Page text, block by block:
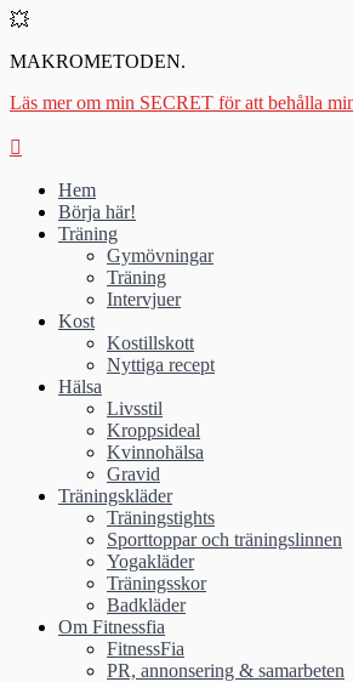
💥
MAKROMETODEN.
Läs mer om min SECRET för att behålla
Hem
Börja här!
Träning
Gymövningar
Träning
Intervjuer
Kost
Kostillskott
Nyttiga recept
Hälsa
Livsstil
Kroppsideal
Kvinnohälsa
Gravid
Träningskläder
Träningstights
Sporttoppar och träningslinnen
Yogakläder
Träningsskor
Badkläder
Om Fitnessfia
FitnessFia
PR, annonsering & samarbeten